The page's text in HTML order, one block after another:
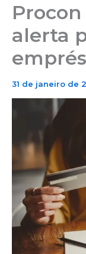
alerta
31 de janeiro de